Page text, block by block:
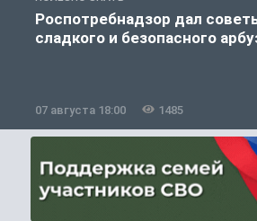
Роспотребнадзор дал
сладкого и безопасного
07 августа 18:00 1485